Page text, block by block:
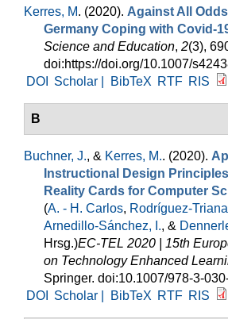
Kerres, M. (2020). Against All
Germany Coping with Covid-
Science and Education, 2(3),
doi:https://doi.org/10.1007/
DOI
Scholar | BibTeX RTF RIS
B
Buchner, J., & Kerres, M.. (2020).
Instructional Design
Reality Cards for Computer
(A. - H. Carlos, Rodríguez-
Arnedillo-Sánchez, I., &
Hrsg.)EC-TEL 2020 | 15th
on Technology Enhanced
Springer. doi:10.1007/978-3-
DOI
Scholar | BibTeX RTF RIS